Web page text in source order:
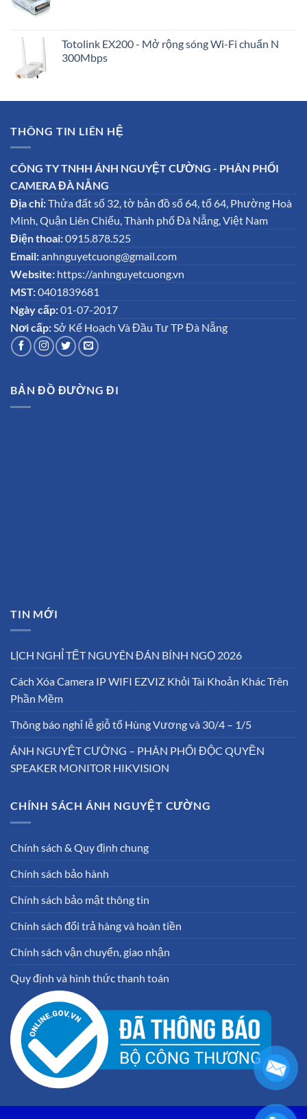
Totolink EX200 - Mở rộng sóng Wi-Fi chuẩn N
300Mbps
THÔNG TIN LIÊN HỆ
CÔNG TY TNHH ÁNH NGUYỆT CƯỜNG - PHÂN PHỐI
CAMERA ĐÀ NẴNG
Địa chỉ:Thửa đất số 32, tờ bản đồ số 64, tổ 64, Phường Hoà
Minh, Quận Liên Chiểu, Thành phố Đà Nẵng, Việt Nam
Điện thoai:0915.878.525
Email:anhnguyetcuong@gmail.com
Website: https://anhnguyetcuong.vn
MST:0401839681
Ngày cấp:01-07-2017
Nơi cấp:Sở Kế Hoạch Và Đầu Tư TP Đà Nẵng
BẢN ĐỒ ĐƯỜNG ĐI
TIN MỚI
LỊCH NGHỈ TẾT NGUYÊN ĐÁN BÍNH NGỌ 2026
Cách Xóa Camera IP WIFI EZVIZ Khỏi Tài Khoản Khác Trên
Phần Mềm
Thông báo nghỉ lễ giỗ tổ Hùng Vương và 30/4 – 1/5
ÁNH NGUYỆT CƯỜNG – PHÂN PHỐI ĐỘC QUYỀN
SPEAKER MONITOR HIKVISION
CHÍNH SÁCH ÁNH NGUYỆT CƯỜNG
Chính sách & Quy định chung
Chính sách bảo hành
Chính sách bảo mật thông tin
Chính sách đổi trả hàng và hoàn tiền
Chính sách vận chuyển, giao nhận
Quy định và hình thức thanh toán